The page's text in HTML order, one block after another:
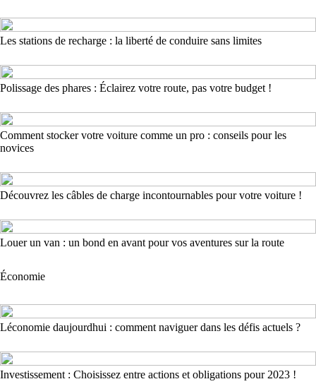
Les stations de recharge : la liberté de conduire sans limites
Polissage des phares : Éclairez votre route, pas votre budget !
Comment stocker votre voiture comme un pro : conseils pour les
novices
Découvrez les câbles de charge incontournables pour votre voiture !
Louer un van : un bond en avant pour vos aventures sur la route
Économie
Léconomie daujourdhui : comment naviguer dans les défis actuels ?
Investissement : Choisissez entre actions et obligations pour 2023 !